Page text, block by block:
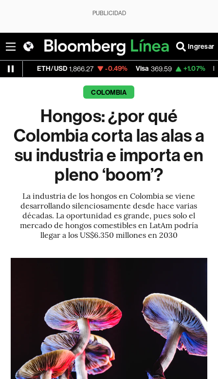
PUBLICIDAD
Ingresar
1,866.27 -0.49% Visa 369.59 +1.07%
COLOMBIA
Hongos: ¿por qué
Colombia corta las alas a
su industria e importa en
pleno ‘boom’?
La industria de los hongos en Colombia se viene
desarrollando silenciosamente desde hace varias
décadas. La oportunidad es grande, pues solo el
mercado de hongos comestibles en LatAm podría
llegar a los US$6.350 millones en 2030